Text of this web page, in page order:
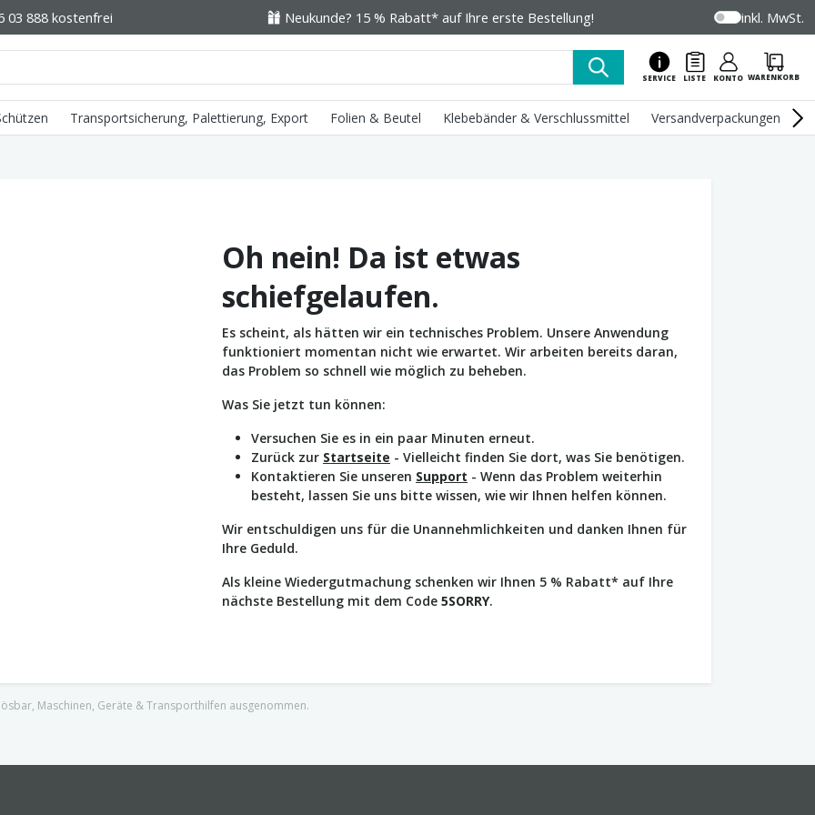
03 888 kostenfrei Neukunde? 15 % Rabatt* auf Ihre erste Bestellung! inkl. MwSt.
SERVICE LISTE KONTO WARENKORB
Transportsicherung, Palettierung, Export Folien & Beutel Klebebänder & Verschlussmittel Versandverpackungen
Oh nein! Da ist etwas
schiefgelaufen.
Es scheint, als hätten wir ein technisches Problem. Unsere Anwendung
funktioniert momentan nicht wie erwartet. Wir arbeiten bereits daran,
das Problem so schnell wie möglich zu beheben.
Was Sie jetzt tun können:
Versuchen Sie es in ein paar Minuten erneut.
Zurück zur Startseite - Vielleicht finden Sie dort, was Sie benötigen.
Kontaktieren Sie unseren Support - Wenn das Problem weiterhin
besteht, lassen Sie uns bitte wissen, wie wir Ihnen helfen können.
Wir entschuldigen uns für die Unannehmlichkeiten und danken Ihnen für
Ihre Geduld.
Als kleine Wiedergutmachung schenken wir Ihnen 5 % Rabatt* auf Ihre
nächste Bestellung mit dem Code 5SORRY.
Maschinen, Geräte & Transporthilfen ausgenommen.